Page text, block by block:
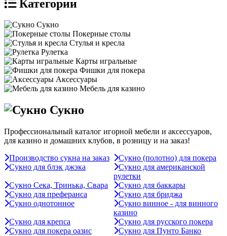
Категории
Сукно
Покерные столы
Стулья и кресла
Рулетка
Карты игральные
Фишки для покера
Аксессуары
Мебель для казино
Сукно
Профессиональный каталог игорной мебели и аксессуаров,
для казино и домашних клубов, в розницу и на заказ!
Производство сукна на заказ
Сукно (полотно) для покера
Сукно для блэк джэка
Сукно для американской
рулетки
Сукно Сека, Тринька, Свара
Сукно для баккары
Сукно для преферанса
Сукно для бриджа
Сукно однотонное
Сукно винное - для винного
казино
Сукно для крепса
Сукно для русского покера
Сукно для покера оазис
Сукно для Пунто Банко